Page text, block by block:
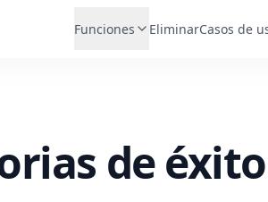
Funciones EliminarCasos de
de éxito